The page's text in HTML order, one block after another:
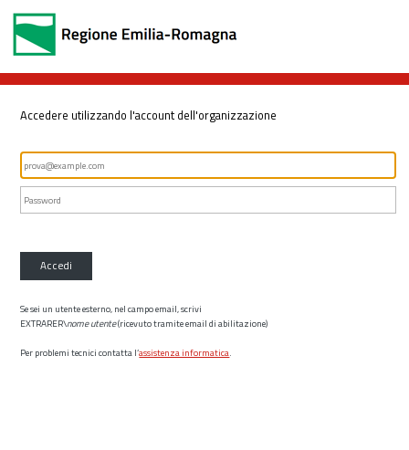
Accedere utilizzando l'account dell'organizzazione
Accedi
Se sei un utente esterno, nel campo email, scrivi
EXTRARER\nome utente(ricevuto tramite email di abilitazione)
Per problemi tecnici contatta l’assistenza informatica.